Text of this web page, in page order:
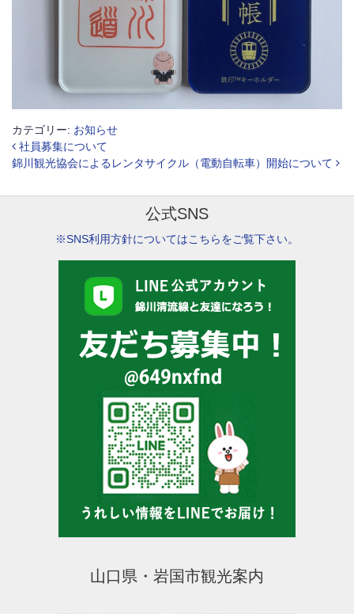
カテゴリー: お知らせ
投稿ナビゲーション
社員募集について
錦川観光協会によるレンタサイクル（電動自転車）開始について
公式SNS
※SNS利用方針についてはこちらをご覧下さい。
山口県・岩国市観光案内